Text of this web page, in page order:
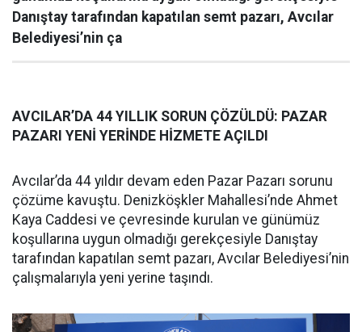
Danıştay tarafından kapatılan semt pazarı, Avcılar
Belediyesi’nin ça
AVCILAR’DA 44 YILLIK SORUN ÇÖZÜLDÜ: PAZAR
PAZARI YENİ YERİNDE HİZMETE AÇILDI
Avcılar’da 44 yıldır devam eden Pazar Pazarı sorunu
çözüme kavuştu. Denizköşkler Mahallesi’nde Ahmet
Kaya Caddesi ve çevresinde kurulan ve günümüz
koşullarına uygun olmadığı gerekçesiyle Danıştay
tarafından kapatılan semt pazarı, Avcılar Belediyesi’nin
çalışmalarıyla yeni yerine taşındı.